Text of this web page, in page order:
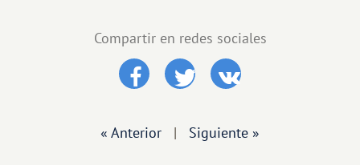
Compartir en redes sociales
« Anterior | Siguiente »